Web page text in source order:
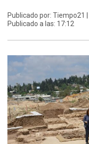
Publicado por: Tiempo21 |
Publicado a las: 17:12